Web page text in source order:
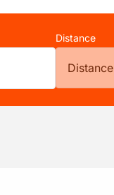
Distance
Distance